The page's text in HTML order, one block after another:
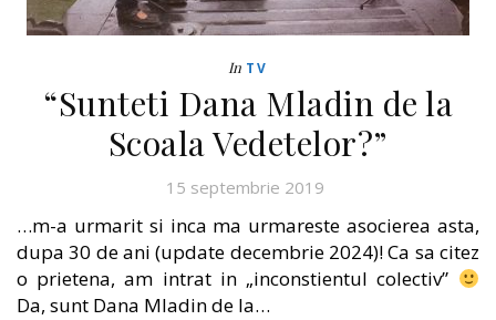
In TV
“Sunteti Dana Mladin de la
Scoala Vedetelor?”
15 septembrie 2019
…m-a urmarit si inca ma urmareste asocierea asta,
dupa 30 de ani (update decembrie 2024)! Ca sa citez
o prietena, am intrat in „inconstientul colectiv”
Da, sunt Dana Mladin de la…